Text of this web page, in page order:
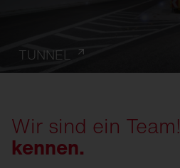
TUNNEL
Wir sind ein Team!
kennen.